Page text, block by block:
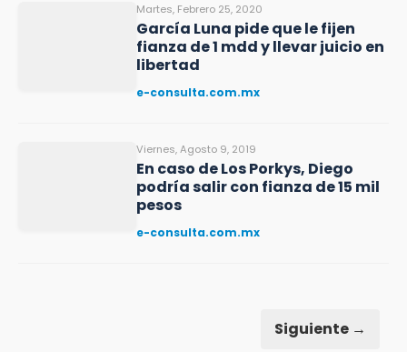
Martes, Febrero 25, 2020
García Luna pide que le fijen
fianza de 1 mdd y llevar juicio en
libertad
e-consulta.com.mx
Viernes, Agosto 9, 2019
En caso de Los Porkys, Diego
podría salir con fianza de 15 mil
pesos
e-consulta.com.mx
Siguiente →